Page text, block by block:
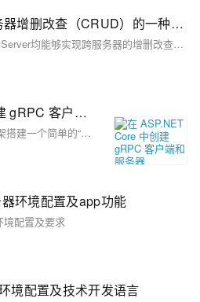
MySQL/SqlServer跨服务器增删改查（CRUD）的一种方法
通过上述方法，MySQL和SQL Server均能够实现跨服务器的增删改查操作。MySQL通过联邦存储引擎提供了直接的跨服务器表访问，而SQL Server通过链接服务器和分布式查询实现了灵活的跨服务器数据操作。这些技术为分布式数据库管理提供了强大的支持，能够满足复杂的数据操作需求。
在 ASP.NET Core 中创建 gRPC 客户端和服务器
本文介绍了如何使用 gRPC 框架搭建一个简单的“Hello World”示例。首先创建了一个名为 GrpcDemo 的解决方案，其中包含一个 gRPC 服务端项目 GrpcServer 和一个客户端项目 GrpcClient。服务端通过定义 `greeter.proto` 文件中的服务和消息类型，实现了一个简单的问候服务 `GreeterService`。客户端则通过 gRPC 客户端库连接到服务端并调用其 `SayHello` 方法，展示了 gRPC 在 C# 中的基本使用方法。
环境配置及app功能
配置及要求
境配置及技术开发语言